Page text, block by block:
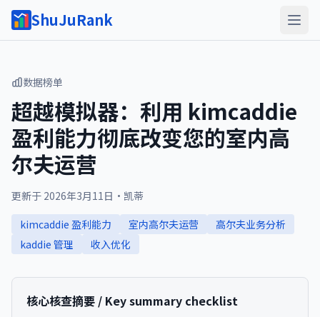
ShuJuRank
数据榜单
超越模拟器：利用 kimcaddie
盈利能力彻底改变您的室内高
尔夫运营
更新于 2026年3月11日 · 凯蒂
kimcaddie 盈利能力
室内高尔夫运营
高尔夫业务分析
kaddie 管理
收入优化
核心核查摘要 / Key summary checklist